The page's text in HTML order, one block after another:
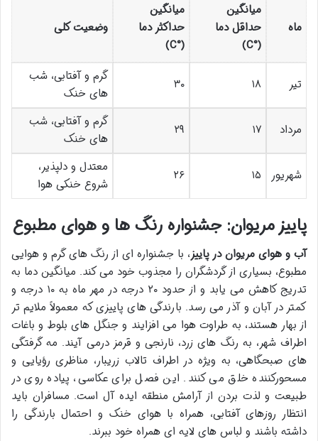
ماه
میانگین
حداقل دما
(°C)
میانگین
حداکثر دما
(°C)
وضعیت کلی
تیر ۱۸ ۳۰
گرم و آفتابی، شب
های خنک
مرداد ۱۷ ۲۹
گرم و آفتابی، شب
های خنک
شهریور ۱۵ ۲۶
معتدل و دلپذیر،
شروع خنکی هوا
پاییز مریوان: جشنواره رنگ ها و هوای مطبوع
آب و هوای مریوان در پاییز، با جشنواره ای از رنگ های گرم و هوایی
مطبوع، بسیاری از گردشگران را مجذوب خود می کند. میانگین دما به
تدریج کاهش می یابد و از حدود ۲۰ درجه در مهر ماه به ۱۰ درجه و
کمتر در آبان و آذر می رسد. بارندگی های پاییزی که معمولاً ملایم تر
از بهار هستند، به طراوت هوا می افزایند و جنگل های بلوط و باغات
اطراف شهر، به رنگ های زرد، نارنجی و قرمز درمی آیند. مه گرفتگی
های صبحگاهی، به ویژه در اطراف تالاب زریبار، مناظری رؤیایی و
مسحورکننده خلق می کنند. این فصل برای عکاسی، پیاده روی در
طبیعت و لذت بردن از آرامش منطقه ایده آل است. مسافران باید
انتظار روزهای آفتابی، همراه با هوای خنک و احتمال بارندگی را
داشته باشند و لباس های لایه ای همراه خود ببرند.